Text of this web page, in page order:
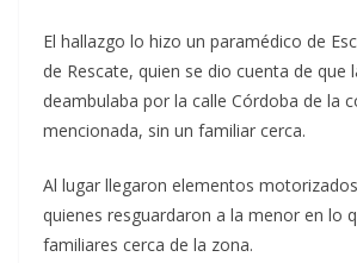
El hallazgo lo hizo un paramédico de
de Rescate, quien se dio cuenta de que
deambulaba por la calle Córdoba de la
mencionada, sin un familiar cerca.
Al lugar llegaron elementos
quienes resguardaron a la menor en lo
familiares cerca de la zona.